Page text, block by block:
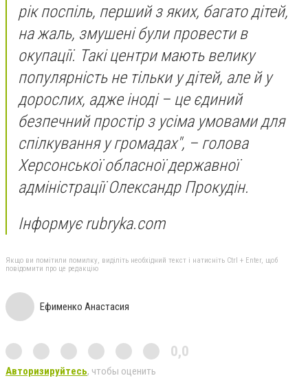
рік поспіль, перший з яких, багато дітей,
на жаль, змушені були провести в
окупації. Такі центри мають велику
популярність не тільки у дітей, але й у
дорослих, адже іноді – це єдиний
безпечний простір з усіма умовами для
спілкування у громадах", – голова
Херсонської обласної державної
адміністрації Олександр Прокудін.
Інформує rubryka.com
Якщо ви помітили помилку, виділіть необхідний текст і натисніть Ctrl + Enter, щоб
повідомити про це редакцію
Ефименко Анастасия
0,0
Авторизируйтесь, чтобы оценить